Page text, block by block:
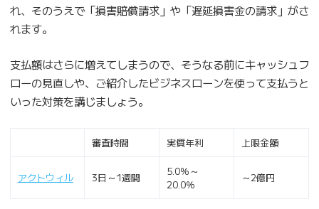
れ、そのうえで「損害賠償請求」や「遅延損害金の請求」がさ
れます。
支払額はさらに増えてしまうので、そうなる前にキャッシュフ
ローの見直しや、ご紹介したビジネスローンを使って支払うと
いった対策を講じましょう。
審査時間 実質年利 上限金額
アクトウィル 3日～1週間
5.0％～
20.0％
～2億円